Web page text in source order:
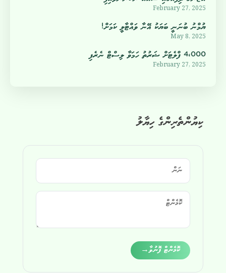
ކިޔުންތެރިންގެ ހިޔާލު
ކޮމެންޓް ފޮނުވާ→
February 27, 2025
ޔުމްނު ބުނަނީ ބަޔަކު އޭނާ ވައްޓާލީ ކަމަށް!
May 8, 2025
4،000 ފްލެޓަށް ޝަރުތު ހަމަވާ ލިސްޓް ނެރެފި
February 27, 2025